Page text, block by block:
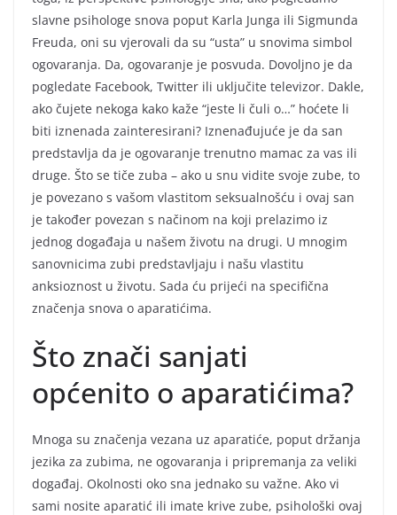
slavne psihologe snova poput Karla Junga ili Sigmunda
Freuda, oni su vjerovali da su “usta” u snovima simbol
ogovaranja. Da, ogovaranje je posvuda. Dovoljno je da
pogledate Facebook, Twitter ili uključite televizor. Dakle,
ako čujete nekoga kako kaže “jeste li čuli o…” hoćete li
biti iznenada zainteresirani? Iznenađujuće je da san
predstavlja da je ogovaranje trenutno mamac za vas ili
druge. Što se tiče zuba – ako u snu vidite svoje zube, to
je povezano s vašom vlastitom seksualnošću i ovaj san
je također povezan s načinom na koji prelazimo iz
jednog događaja u našem životu na drugi. U mnogim
sanovnicima zubi predstavljaju i našu vlastitu
anksioznost u životu. Sada ću prijeći na specifična
značenja snova o aparatićima.
Što znači sanjati
općenito o aparatićima?
Mnoga su značenja vezana uz aparatiće, poput držanja
jezika za zubima, ne ogovaranja i pripremanja za veliki
događaj. Okolnosti oko sna jednako su važne. Ako vi
sami nosite aparatić ili imate krive zube, psihološki ovaj